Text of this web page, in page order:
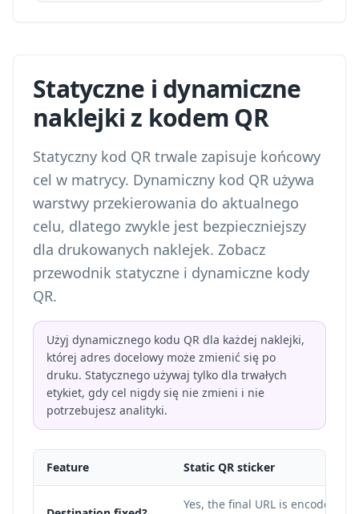
Statyczne i dynamiczne
naklejki z kodem QR
Statyczny kod QR trwale zapisuje końcowy
cel w matrycy. Dynamiczny kod QR używa
warstwy przekierowania do aktualnego
celu, dlatego zwykle jest bezpieczniejszy
dla drukowanych naklejek. Zobacz
przewodnik statyczne i dynamiczne kody
QR.
Użyj dynamicznego kodu QR dla każdej naklejki,
której adres docelowy może zmienić się po
druku. Statycznego używaj tylko dla trwałych
etykiet, gdy cel nigdy się nie zmieni i nie
potrzebujesz analityki.
Feature Static QR sticker
Yes, the final URL is encoded in